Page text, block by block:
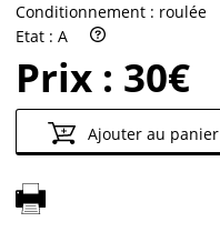
Conditionnement : roulée
Etat : A
Prix : 30€
Ajouter au panier